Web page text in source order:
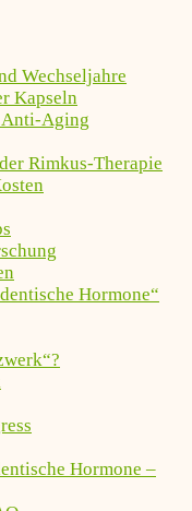
Wechseljahre
Kapseln
Anti-Aging
Rimkus-Therapie
Hormone“
Hormone –